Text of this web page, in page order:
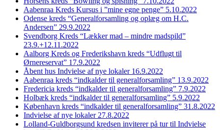
Aabenraa Kreds Kursus i ”mine egne penge” 5.10.2022
Odense kreds “Generalforsamling og oplæg om H.C.
Andersen” 29.9.2022
Svendborg Kreds “Lækker mad – mindre madspild”
23.9.+12.11.2022
Aalborg Kreds og Frederikshavn kreds “Udflugt til
Ørnereservat” 17.9.2022
Åbent hus Indvielse af nye lokaler 16.9.2022
Aabenraa kreds “indkalder til generalforsamling” 13.9.2022
Fredericia kreds “indkalder til generalforsamling” 7.9.2022
Holbæk kreds “indkalder til generalforsamling” 5.9.2022
København kreds “indkalder til generalforsamling” 31.8.2022
Indvielse af nye lokaler 27.8.2022
Lolland-Guldborgsund kredsen inviterer på tur til Indvielse